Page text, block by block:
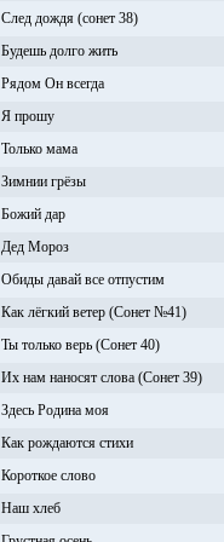
След дождя (сонет 38)
Будешь долго жить
Рядом Он всегда
Я прошу
Только мама
Зимнии грёзы
Божий дар
Дед Мороз
Обиды давай все отпустим
Как лёгкий ветер (Сонет №41)
Ты только верь (Сонет 40)
Их нам наносят слова (Сонет 39)
Здесь Родина моя
Как рождаются стихи
Короткое слово
Наш хлеб